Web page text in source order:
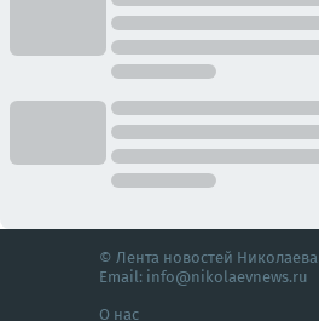
© Лента новостей Николаева
Email: info@nikolaevnews.ru
О нас